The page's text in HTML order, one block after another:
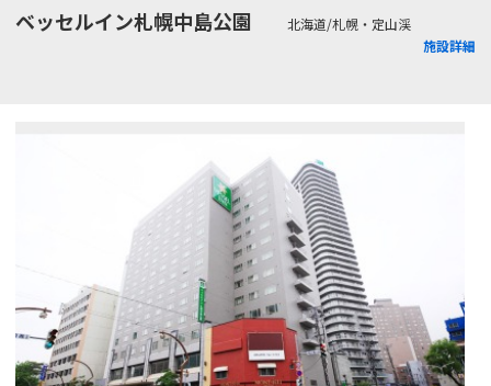
ベッセルイン札幌中島公園
北海道/札幌・定山渓
施設詳細